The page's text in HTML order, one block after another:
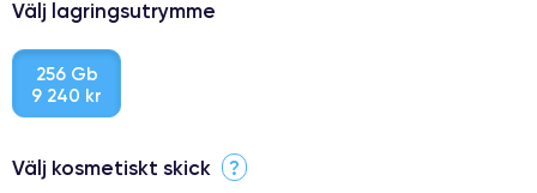
Välj lagringsutrymme
256 Gb
9 240 kr
Välj kosmetiskt skick ?